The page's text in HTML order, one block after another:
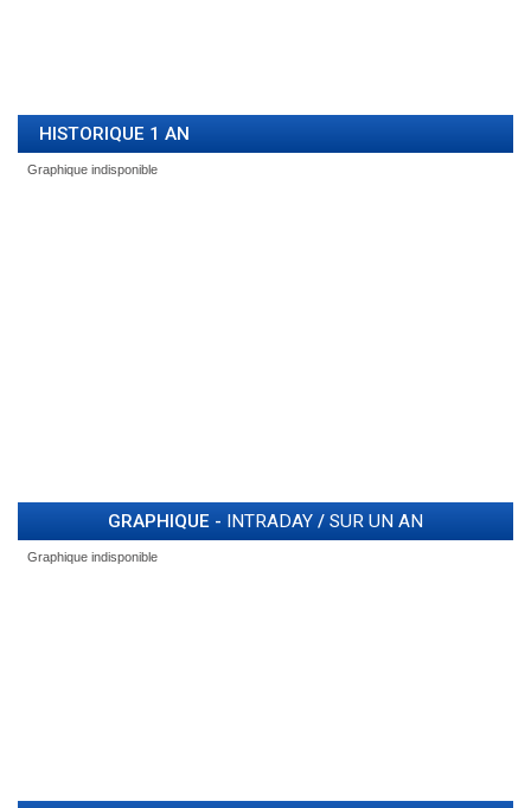
HISTORIQUE 1 AN
GRAPHIQUE - INTRADAY / SUR UN AN